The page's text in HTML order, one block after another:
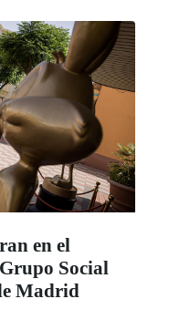
en el
Social
Madrid